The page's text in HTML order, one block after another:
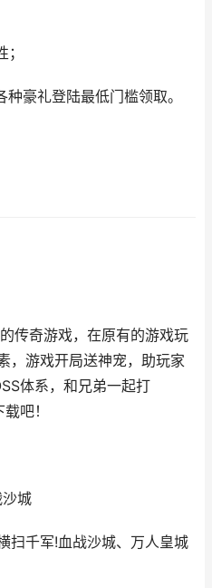
豪礼登陆最低门槛领取。
传奇游戏，在原有的游戏玩
，游戏开局送神宠，助玩家
体系，和兄弟一起打
吧！
城
扫千军!血战沙城、万人皇城